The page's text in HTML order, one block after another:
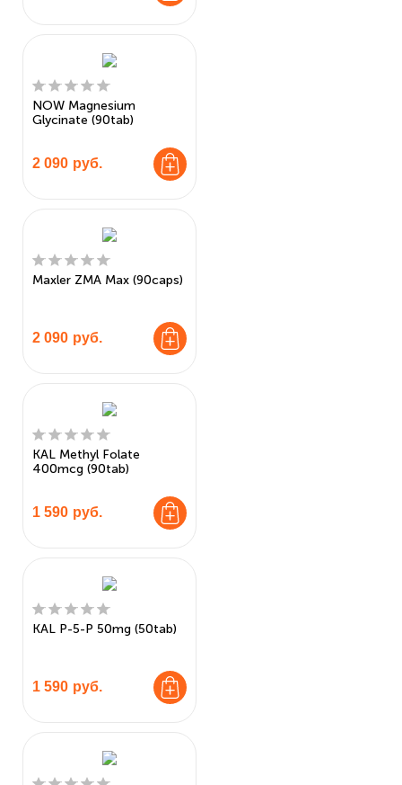
NOW Magnesium
Glycinate (90tab)
2 090 руб.
Maxler ZMA Max (90caps)
2 090 руб.
KAL Methyl Folate
400mcg (90tab)
1 590 руб.
KAL P-5-P 50mg (50tab)
1 590 руб.